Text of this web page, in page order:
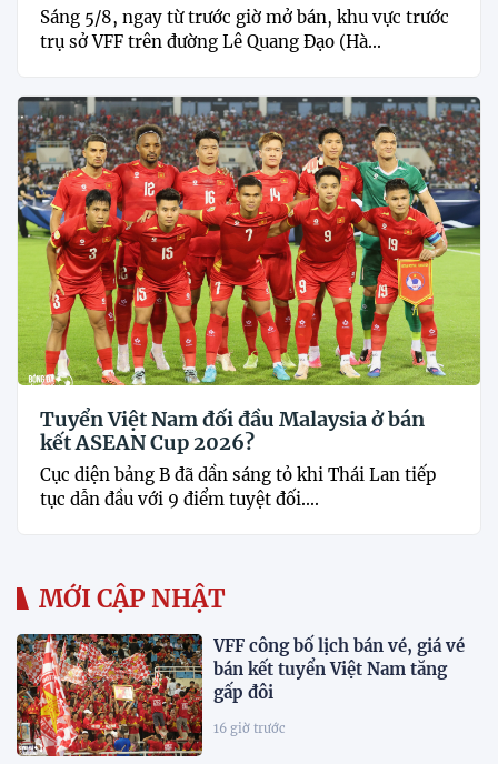
Sáng 5/8, ngay từ trước giờ mở bán, khu vực trước
trụ sở VFF trên đường Lê Quang Đạo (Hà...
Tuyển Việt Nam đối đầu Malaysia ở bán
kết ASEAN Cup 2026?
Cục diện bảng B đã dần sáng tỏ khi Thái Lan tiếp
tục dẫn đầu với 9 điểm tuyệt đối....
MỚI CẬP NHẬT
VFF công bố lịch bán vé, giá vé
bán kết tuyển Việt Nam tăng
gấp đôi
16 giờ trước